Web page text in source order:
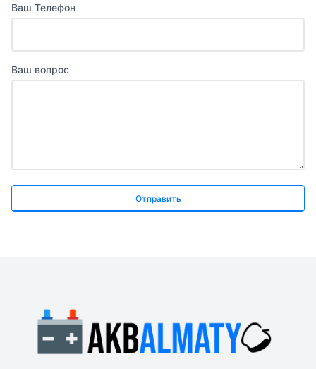
Ваш Телефон
Ваш вопрос
Отправить